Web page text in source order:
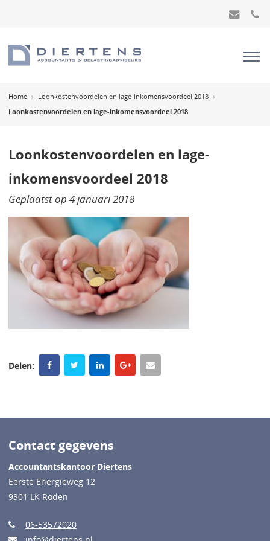
Home
Loonkostenvoordelen en lage-inkomensvoordeel 2018
Loonkostenvoordelen en lage-inkomensvoordeel 2018
Loonkostenvoordelen en lage-
inkomensvoordeel 2018
Geplaatst op 4 januari 2018
Delen:
Contact gegevens
Accountantskantoor Diertens
Eerste Energieweg 12
9301 LK Roden
06-53572020